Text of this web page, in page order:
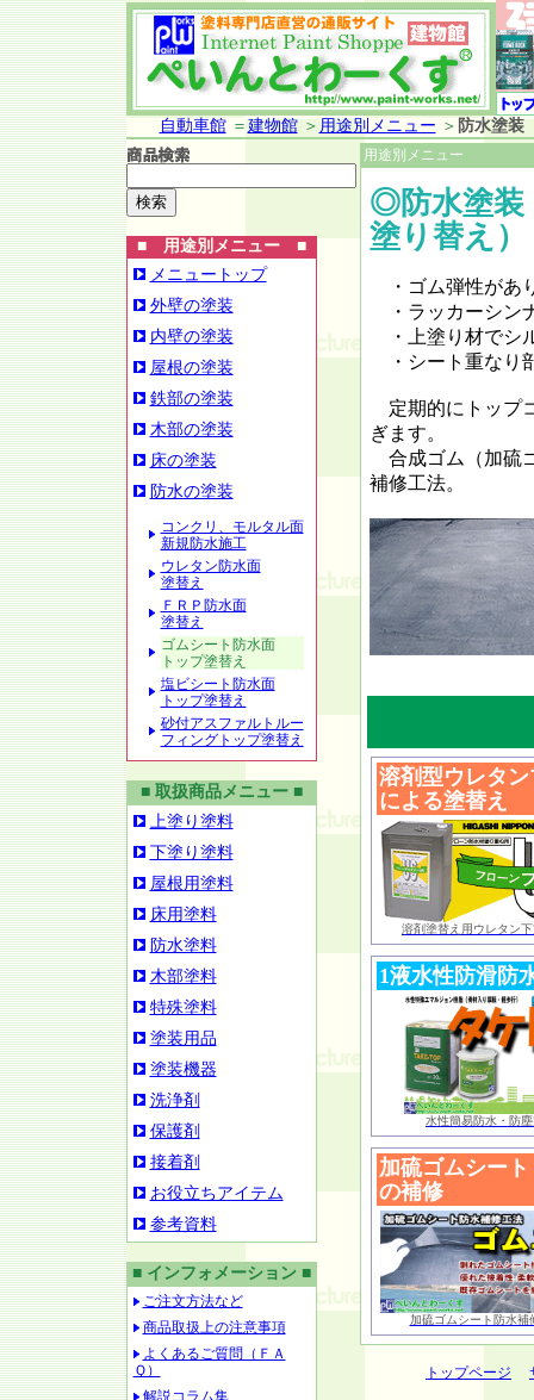
自動車館＝ 建物館＞ 用途別メニュー ＞ 防水塗装
■ 用途別メニュー ■
メニュートップ
外壁の塗装
内壁の塗装
屋根の塗装
鉄部の塗装
木部の塗装
床の塗装
防水の塗装
コンクリ、モルタル面
新規防水施工
ウレタン防水面
塗替え
ＦＲＰ防水面
塗替え
ゴムシート防水面
トップ塗替え
塩ビシート防水面
トップ塗替え
砂付アスファルトルー
フィングトップ塗替え
■ 取扱商品メニュー ■
上塗り塗料
下塗り塗料
屋根用塗料
床用塗料
防水塗料
木部塗料
特殊塗料
塗装用品
塗装機器
洗浄剤
保護剤
接着剤
お役立ちアイテム
参考資料
■ インフォメーション ■
ご注文方法など
商品取扱上の注意事項
よくあるご質問（ＦＡ
Ｑ）
解説コラム集
用途別メニュー
◎防水塗装
塗り替え）
・ゴム弾性があ
・ラッカーシン
・上塗り材でシ
・シート重なり
定期的にトップ
ぎます。
合成ゴム（加硫
補修工法。
溶剤型ウレタ
による塗替え
溶剤塗替え用ウレタン
1液水性防滑防
水性簡易防水・防
加硫ゴムシート
の補修
加硫ゴムシート防水
トップページ